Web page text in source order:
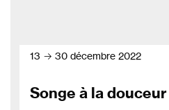
13 → 30 décembre 2022
Songe à la douceur